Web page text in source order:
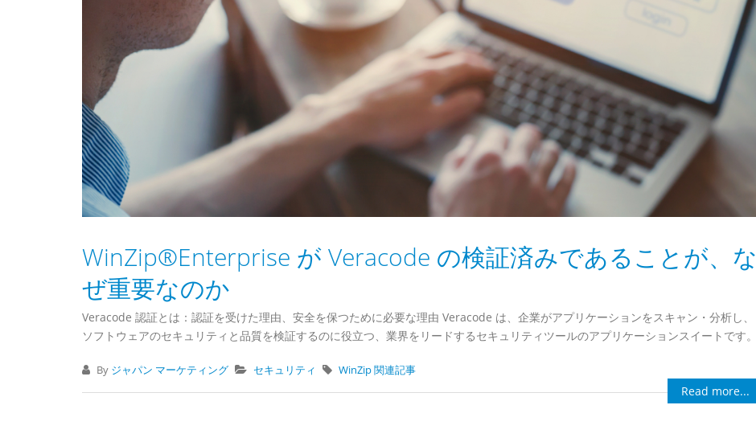
WinZip®Enterprise が Veracode の検証済みであることが、な
ぜ重要なのか
Veracode 認証とは：認証を受けた理由、安全を保つために必要な理由 Veracode は、企業がアプリケーションをスキャン・分析し、
ソフトウェアのセキュリティと品質を検証するのに役立つ、業界をリードするセキュリティツールのアプリケーションスイートです。
By ジャパン マーケティング セキュリティ WinZip 関連記事
Read more...